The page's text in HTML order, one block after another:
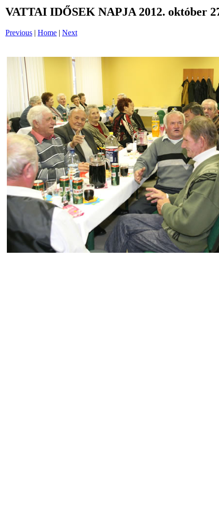
VATTAI IDŐSEK NAPJA 2012. október
Previous | Home | Next